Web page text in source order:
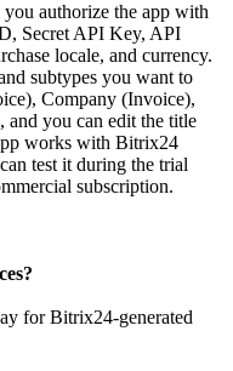
authorize the app with
Secret API Key, API
locale, and currency.
subtypes you want to
Company (Invoice),
and you can edit the title
works with Bitrix24
test it during the trial
subscription.
for Bitrix24-generated